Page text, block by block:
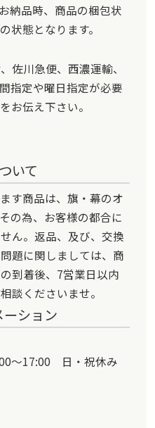
納品時、商品の梱包状
状態となります。
佐川急便、西濃運輸、
指定や曜日指定が必要
お伝え下さい。
いて
す商品は、旗・幕のオ
の為、お客様の都合に
ん。返品、及び、交換
題に関しましては、商
到着後、7営業日以内
談くださいませ。
ーション
～17:00 日・祝休み